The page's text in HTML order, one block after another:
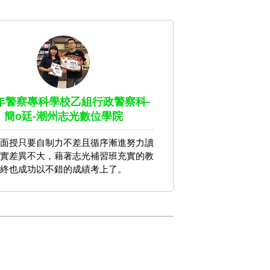
警察專科學校乙組行政警察科-
簡o廷-潮州志光數位學院
授只要自制力不差且循序漸進努力讀
差異不大，藉著志光補習班充實的教
也成功以不錯的成績考上了。